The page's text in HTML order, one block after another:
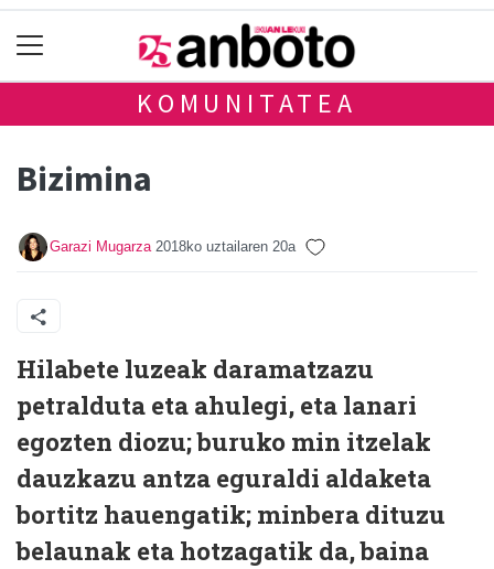
KOMUNITATEA
Bizimina
Garazi Mugarza 2018ko uztailaren 20a
Hilabete luzeak daramatzazu
petralduta eta ahulegi, eta lanari
egozten diozu; buruko min itzelak
dauzkazu antza eguraldi aldaketa
bortitz hauengatik; minbera dituzu
belaunak eta hotzagatik da, baina